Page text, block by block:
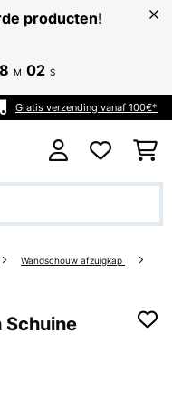
producten!
M 02 S
Gratis verzending vanaf 100€*
Wandschouw afzuigkap
Schuine